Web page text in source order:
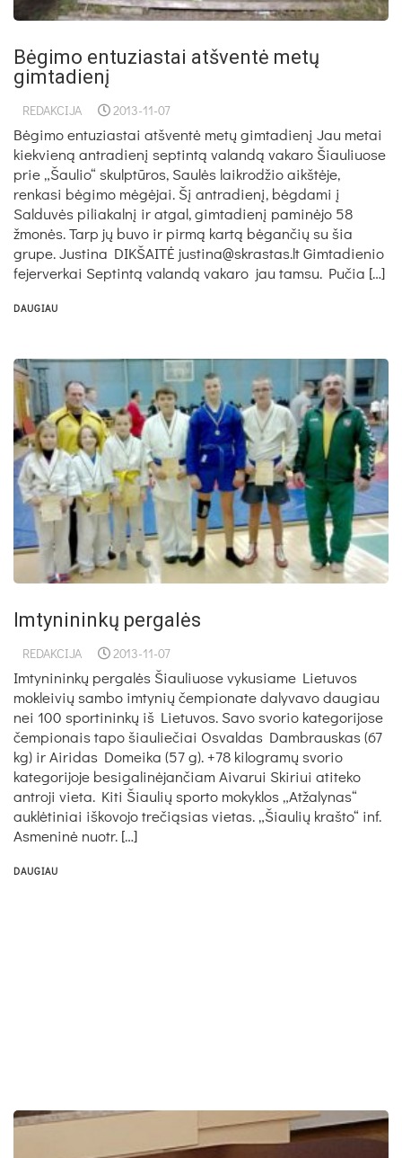
Bėgimo entuziastai atšventė metų
gimtadienį
REDAKCIJA 2013-11-07
Bėgimo entuziastai atšventė metų gimtadienį Jau metai
kiekvieną antradienį septintą valandą vakaro Šiauliuose
prie „Šaulio“ skulptūros, Saulės laikrodžio aikštėje,
renkasi bėgimo mėgėjai. Šį antradienį, bėgdami į
Salduvės piliakalnį ir atgal, gimtadienį paminėjo 58
žmonės. Tarp jų buvo ir pirmą kartą bėgančių su šia
grupe. Justina DIKŠAITĖ justina@skrastas.lt Gimtadienio
fejerverkai Septintą valandą vakaro jau tamsu. Pučia […]
DAUGIAU
Imtynininkų pergalės
REDAKCIJA 2013-11-07
Imtynininkų pergalės Šiauliuose vykusiame Lietuvos
mokleivių sambo imtynių čempionate dalyvavo daugiau
nei 100 sportininkų iš Lietuvos. Savo svorio kategorijose
čempionais tapo šiauliečiai Osvaldas Dambrauskas (67
kg) ir Airidas Domeika (57 g). +78 kilogramų svorio
kategorijoje besigalinėjančiam Aivarui Skiriui atiteko
antroji vieta. Kiti Šiaulių sporto mokyklos „Atžalynas“
auklėtiniai iškovojo trečiąsias vietas. „Šiaulių krašto“ inf.
Asmeninė nuotr. […]
DAUGIAU